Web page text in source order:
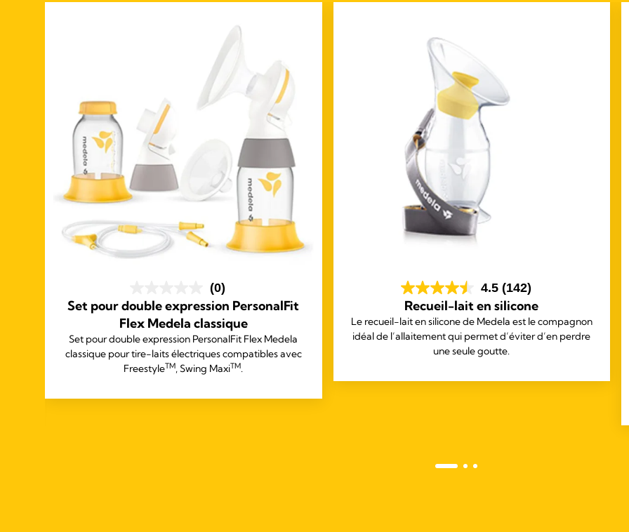
(0)
Set pour double expression PersonalFit
Flex Medela classique
Set pour double expression PersonalFit Flex Medela
classique pour tire-laits électriques compatibles avec
FreestyleTM, Swing MaxiTM.
4.5 (142)
Recueil-lait en silicone
Le recueil-lait en silicone de Medela est le compagnon
idéal de l’allaitement qui permet d’éviter d’en perdre
une seule goutte.